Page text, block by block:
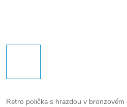
Retro polička s hrazdou v